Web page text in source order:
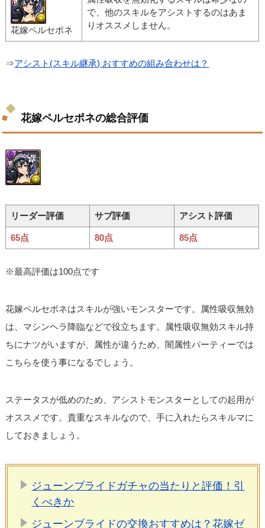
花嫁ペルセポネ
で、他のスキルをアシストするのはあま
りオススメしません。
⇒アシスト(スキル継承) おすすめの組み合わせは？
花嫁ペルセポネの総合評価
リーダー評価 サブ評価 アシスト評価
65点 80点 85点
※最高評価は100点です
花嫁ペルセポネはスキルが強いモンスターです。属性吸収無効
は、マシンヘラ降臨などで役立ちます。属性吸収無効スキル持
ちにナツがいますが、属性が違うため、闇属性パーティーでは
こちらを使う事になるでしょう。
ステータスが低めのため、アシストモンスターとしての起用が
オススメです。貴重なスキルなので、手に入れたらスキルマに
しておきましょう。
ジューンブライドガチャの当たりと評価！引
くべきか
ジューンブライドの交換おすすめは？花嫁ゼ